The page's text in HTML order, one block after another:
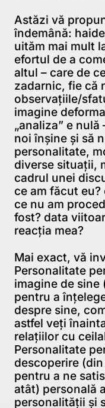
Astăzi vă
îndemână:
uităm mai mult
efortul de a
altul – care de
zadarnic, fie că
observaţiile/
imagine
„analiza” e
noi înşine şi să
personalitate,
diverse situaţii,
cadrul unei
ce am făcut eu?
ce nu am
fost? data
reacţia mea?
Mai exact, vă
Personalitate
imagine de sine
pentru a
despre sine,
astfel veţi
relaţiilor cu
Personalitate
descoperire
pentru a ne
atât) personală
personalităţii şi